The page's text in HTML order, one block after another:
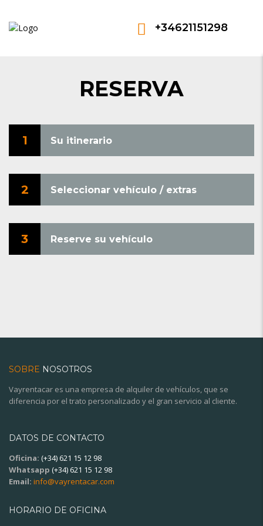
+34621151298
RESERVA
1 Su itinerario
2 Seleccionar vehículo / extras
3 Reserve su vehículo
SOBRE NOSOTROS
Vayrentacar es una empresa de alquiler de vehículos, que se
diferencia por el trato personalizado y el gran servicio al cliente.
DATOS DE CONTACTO
Oficina: (+34) 621 15 12 98
Whatsapp (+34) 621 15 12 98
Email: info@vayrentacar.com
HORARIO DE OFICINA